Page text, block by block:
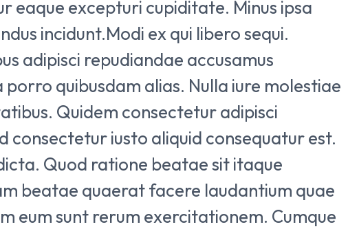
eaque excepturi cupiditate. Minus ipsa
incidunt.Modi ex qui libero sequi.
adipisci repudiandae accusamus
quibusdam alias. Nulla iure molestiae
Quidem consectetur adipisci
consectetur iusto aliquid consequatur est.
Quod ratione beatae sit itaque
beatae quaerat facere laudantium quae
eum sunt rerum exercitationem. Cumque